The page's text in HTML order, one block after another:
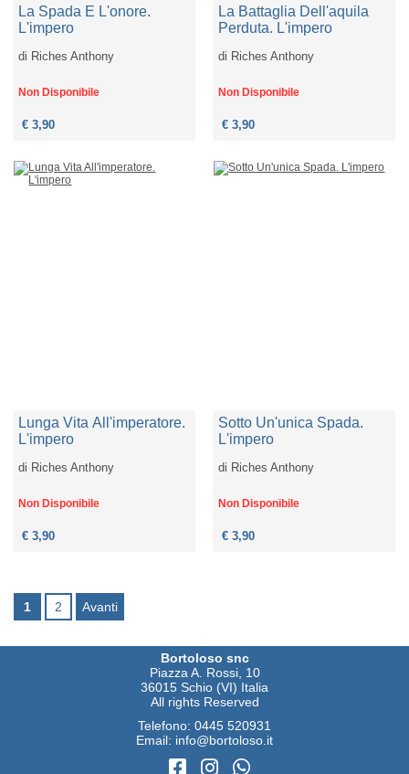
La Spada E L'onore.
L'impero
di Riches Anthony
Non Disponibile
€ 3,90
La Battaglia Dell'aquila
Perduta. L'impero
di Riches Anthony
Non Disponibile
€ 3,90
Lunga Vita All'imperatore.
L'impero
di Riches Anthony
Non Disponibile
€ 3,90
Sotto Un'unica Spada.
L'impero
di Riches Anthony
Non Disponibile
€ 3,90
1 2 Avanti
Bortoloso snc
Piazza A. Rossi, 10
36015 Schio (VI) Italia
All rights Reserved
Telefono: 0445 520931
Email: info@bortoloso.it